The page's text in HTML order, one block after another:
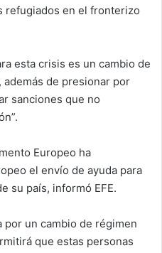
refugiados en el fronterizo
esta crisis es un cambio de
de presionar por
sanciones que no
Europeo ha
el envío de ayuda para
su país, informó EFE.
por un cambio de régimen
que estas personas